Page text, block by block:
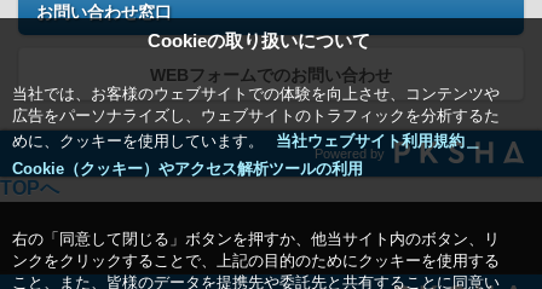
Cookieの取り扱いについて
当社では、お客様のウェブサイトでの体験を向上させ、コンテンツや
広告をパーソナライズし、ウェブサイトのトラフィックを分析するた
めに、クッキーを使用しています。
当社ウェブサイト利用規約＿
Cookie（クッキー）やアクセス解析ツールの利用
右の「同意して閉じる」ボタンを押すか、他当サイト内のボタン、リ
ンクをクリックすることで、上記の目的のためにクッキーを使用する
こと、また、皆様のデータを提携先や委託先と共有することに同意い
お問い合わせ窓口
WEBフォームでのお問い合わせ
Powered by
TOPへ